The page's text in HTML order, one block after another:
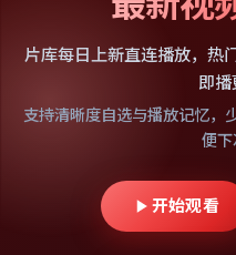
片库每日上新直连播放，热
即播
支持清晰度自选与播放记忆，
便下
开始观看